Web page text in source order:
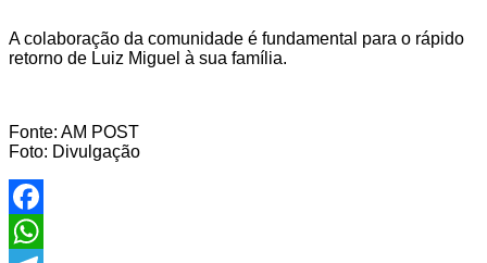
A colaboração da comunidade é fundamental para o rápido
retorno de Luiz Miguel à sua família.
Fonte: AM POST
Foto: Divulgação
Facebook